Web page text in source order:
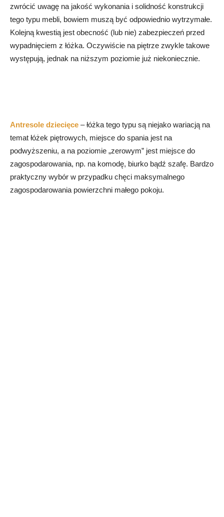
zwrócić uwagę na jakość wykonania i solidność konstrukcji
tego typu mebli, bowiem muszą być odpowiednio wytrzymałe.
Kolejną kwestią jest obecność (lub nie) zabezpieczeń przed
wypadnięciem z łóżka. Oczywiście na piętrze zwykle takowe
występują, jednak na niższym poziomie już niekoniecznie.
Antresole dziecięce – łóżka tego typu są niejako wariacją na
temat łóżek piętrowych, miejsce do spania jest na
podwyższeniu, a na poziomie „zerowym” jest miejsce do
zagospodarowania, np. na komodę, biurko bądź szafę. Bardzo
praktyczny wybór w przypadku chęci maksymalnego
zagospodarowania powierzchni małego pokoju.